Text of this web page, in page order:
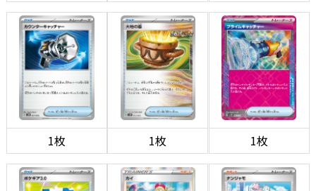
1枚 1枚 1枚